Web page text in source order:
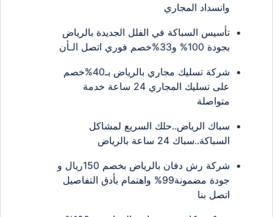
وانسداد المجاري
تأسيس السباكة في الفلل الجديدة بالرياض
بجودة 100% و33%خصم فوري اتصل الـأن
شركة تسليك مجاري بالرياض بـ40%خصم
على تسليك المجاري 24 ساعة خدمة
متواصلة
سباك الرياض..حلك السريع لمشاكل
السباكة..سباك 24 ساعة بالرياض
شركة رش دفان بالرياض بخصم 150ريال و
جودة مضمونة99% واهتمام بأدق التفاصيل
اتصل بنا